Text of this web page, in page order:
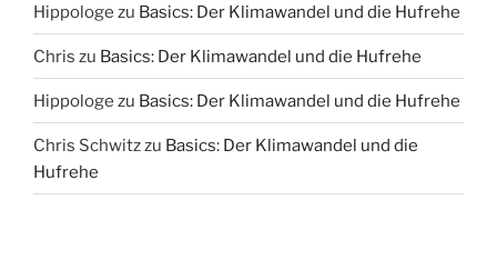
Hippologe zu Basics: Der Klimawandel und die Hufrehe
Chris zu Basics: Der Klimawandel und die Hufrehe
Hippologe zu Basics: Der Klimawandel und die Hufrehe
Chris Schwitzzu Basics: Der Klimawandel und die
Hufrehe